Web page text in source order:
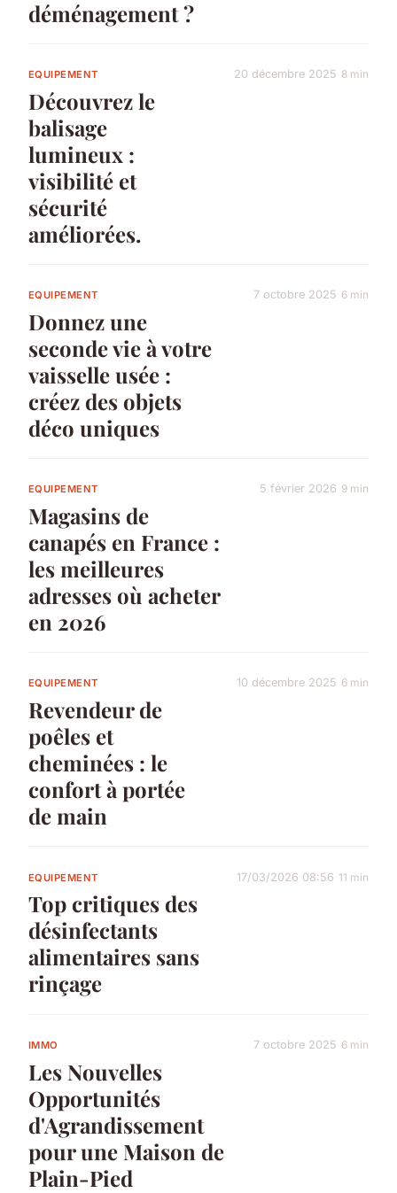
déménagement ?
EQUIPEMENT
Découvrez le
balisage
lumineux :
visibilité et
sécurité
améliorées.
20 décembre 2025 8 min
EQUIPEMENT
Donnez une
seconde vie à votre
vaisselle usée :
créez des objets
déco uniques
7 octobre 2025 6 min
EQUIPEMENT
Magasins de
canapés en France :
les meilleures
adresses où acheter
en 2026
5 février 2026 9 min
EQUIPEMENT
Revendeur de
poêles et
cheminées : le
confort à portée
de main
10 décembre 2025 6 min
EQUIPEMENT
Top critiques des
désinfectants
alimentaires sans
rinçage
17/03/2026 08:56 11 min
IMMO
Les Nouvelles
Opportunités
d'Agrandissement
pour une Maison de
Plain-Pied
7 octobre 2025 6 min